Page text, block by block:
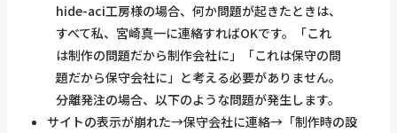
hide-aci工房様の場合、何か問題が起きたときは、
すべて私、宮崎真一に連絡すればOKです。「これ
は制作の問題だから制作会社に」「これは保守の問
題だから保守会社に」と考える必要がありません。
分離発注の場合、以下のような問題が発生します。
サイトの表示が崩れた→保守会社に連絡→「制作時の設